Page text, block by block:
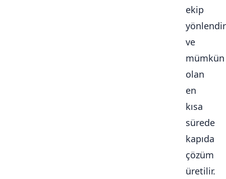
ekip
ve
mümkün
olan
en
kısa
sürede
kapıda
çözüm
üretilir.